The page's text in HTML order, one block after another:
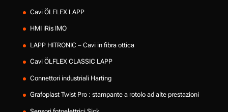
Cavi ÖLFLEX LAPP
HMI iRis IMO
LAPP HITRONIC – Cavi in fibra ottica
Cavi ÖLFLEX CLASSIC LAPP
Connettori industriali Harting
Grafoplast Twist Pro : stampante a rotolo ad alte prestazioni